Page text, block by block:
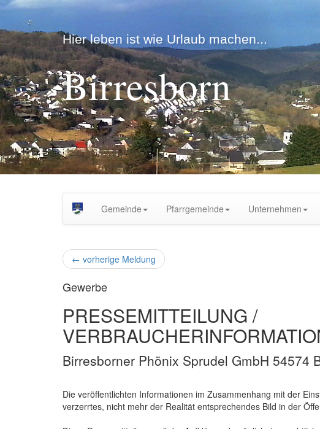
Hier leben ist wie Urlaub machen...
Birresborn
Gemeinde Pfarrgemeinde Unternehmen
← vorherige Meldung
Gewerbe
PRESSEMITTEILUNG /
Birresborner Phönix Sprudel GmbH 54574
Die veröffentlichten Informationen im Zusammenhang mit der
verzerrtes, nicht mehr der Realität entsprechendes Bild in der